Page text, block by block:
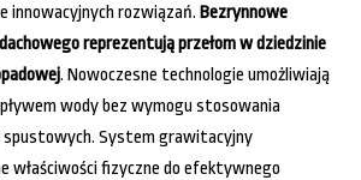
innowacyjnych rozwiązań. Bezrynnowe
reprezentują przełom w dziedzinie
. Nowoczesne technologie umożliwiają
wody bez wymogu stosowania
spustowych. System grawitacyjny
właściwości fizyczne do efektywnego